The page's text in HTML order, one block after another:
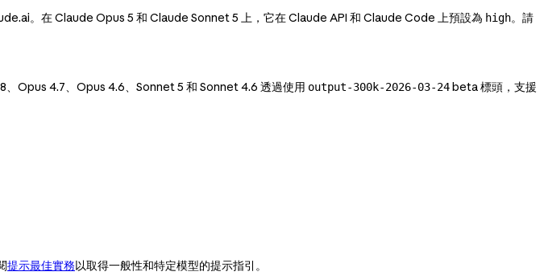
。在 Claude Opus 5 和 Claude Sonnet 5 上，它在 Claude API 和 Claude Code 上預設為 high。請
Opus 4.7、Opus 4.6、Sonnet 5 和 Sonnet 4.6 透過使用 output-300k-2026-03-24beta 標頭，支援
提示最佳實務以取得一般性和特定模型的提示指引。